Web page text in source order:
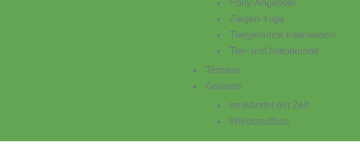
Pony-Angebote
Ziegen-Yoga
Tiergestützte Intervention
Tier- und Naturkunde
Termine
Gelände
Im Wandel der Zeit
Wiederaufbau